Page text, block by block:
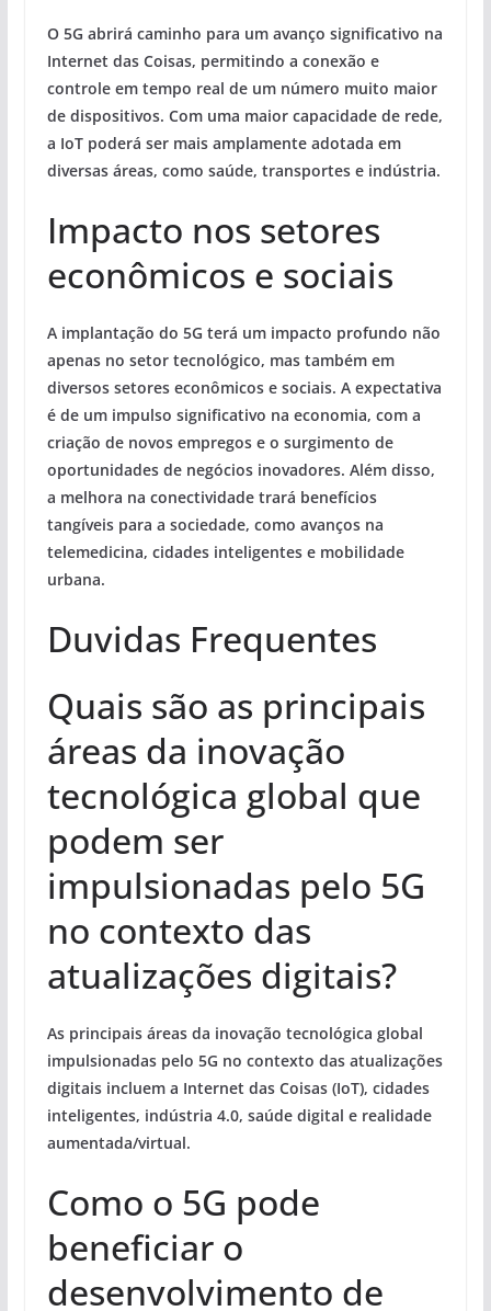
O 5G abrirá caminho para um avanço significativo na
Internet das Coisas, permitindo a conexão e
controle em tempo real de um número muito maior
de dispositivos. Com uma maior capacidade de rede,
a IoT poderá ser mais amplamente adotada em
diversas áreas, como saúde, transportes e indústria.
Impacto nos setores
econômicos e sociais
A implantação do 5G terá um impacto profundo não
apenas no setor tecnológico, mas também em
diversos setores econômicos e sociais. A expectativa
é de um impulso significativo na economia, com a
criação de novos empregos e o surgimento de
oportunidades de negócios inovadores. Além disso,
a melhora na conectividade trará benefícios
tangíveis para a sociedade, como avanços na
telemedicina, cidades inteligentes e mobilidade
urbana.
Duvidas Frequentes
Quais são as principais
áreas da inovação
tecnológica global que
podem ser
impulsionadas pelo 5G
no contexto das
atualizações digitais?
As principais áreas da inovação tecnológica global
impulsionadas pelo 5G no contexto das atualizações
digitais incluem a Internet das Coisas (IoT), cidades
inteligentes, indústria 4.0, saúde digital e realidade
aumentada/virtual.
Como o 5G pode
beneficiar o
desenvolvimento de